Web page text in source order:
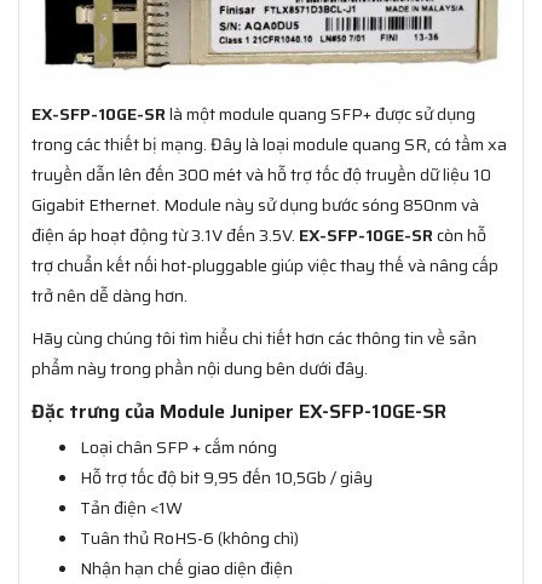
EX-SFP-10GE-SRlà một module quang SFP+ được sử dụng
trong các thiết bị mạng. Đây là loại module quang SR, có tầm xa
truyền dẫn lên đến 300 mét và hỗ trợ tốc độ truyền dữ liệu 10
Gigabit Ethernet. Module này sử dụng bước sóng 850nm và
điện áp hoạt động từ 3.1V đến 3.5V. EX-SFP-10GE-SRcòn hỗ
trợ chuẩn kết nối hot-pluggable giúp việc thay thế và nâng cấp
trở nên dễ dàng hơn.
Hãy cùng chúng tôi tìm hiểu chi tiết hơn các thông tin về sản
phẩm này trong phần nội dung bên dưới đây.
Đặc trưng của Module Juniper EX-SFP-10GE-SR
Loại chân SFP + cắm nóng
Hỗ trợ tốc độ bit 9,95 đến 10,5Gb / giây
Tản điện <1W
Tuân thủ RoHS-6 (không chì)
Nhận hạn chế giao diện điện